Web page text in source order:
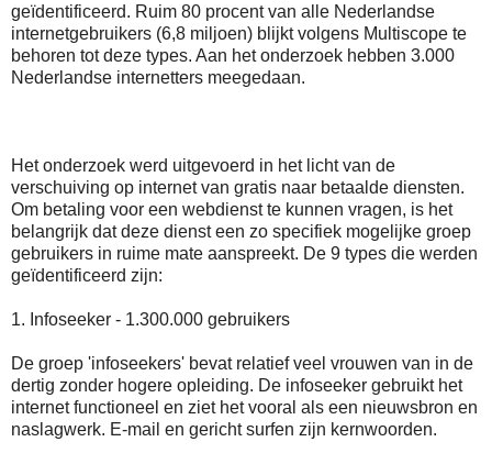
geïdentificeerd. Ruim 80 procent van alle Nederlandse
internetgebruikers (6,8 miljoen) blijkt volgens Multiscope te
behoren tot deze types. Aan het onderzoek hebben 3.000
Nederlandse internetters meegedaan.
Het onderzoek werd uitgevoerd in het licht van de
verschuiving op internet van gratis naar betaalde diensten.
Om betaling voor een webdienst te kunnen vragen, is het
belangrijk dat deze dienst een zo specifiek mogelijke groep
gebruikers in ruime mate aanspreekt. De 9 types die werden
geïdentificeerd zijn:
1. Infoseeker - 1.300.000 gebruikers
De groep 'infoseekers' bevat relatief veel vrouwen van in de
dertig zonder hogere opleiding. De infoseeker gebruikt het
internet functioneel en ziet het vooral als een nieuwsbron en
naslagwerk. E-mail en gericht surfen zijn kernwoorden.